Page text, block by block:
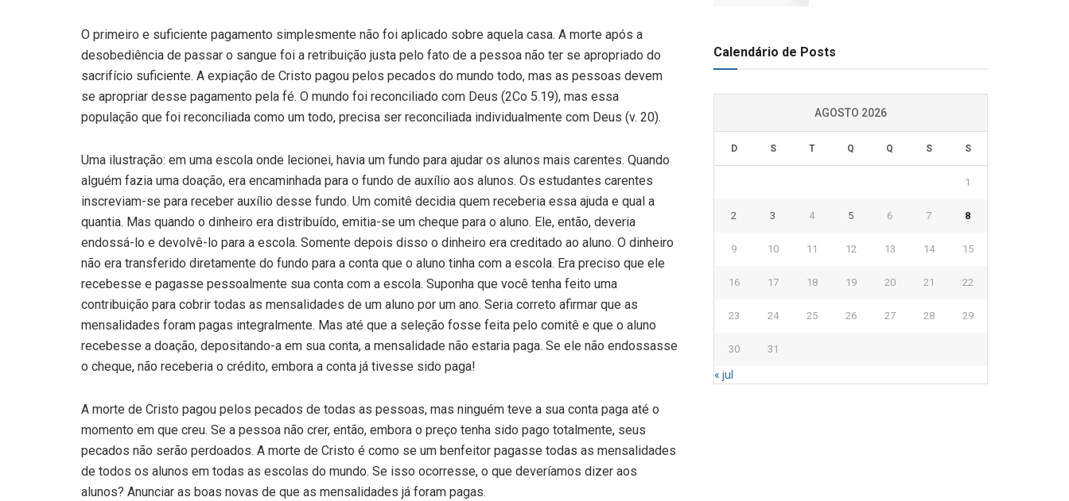
O primeiro e suficiente pagamento simplesmente não foi aplicado sobre aquela casa. A morte após a
desobediência de passar o sangue foi a retribuição justa pelo fato de a pessoa não ter se apropriado do
sacrifício suficiente. A expiação de Cristo pagou pelos pecados do mundo todo, mas as pessoas devem
se apropriar desse pagamento pela fé. O mundo foi reconciliado com Deus (2Co 5.19), mas essa
população que foi reconciliada como um todo, precisa ser reconciliada individualmente com Deus (v. 20).
Uma ilustração: em uma escola onde lecionei, havia um fundo para ajudar os alunos mais carentes. Quando
alguém fazia uma doação, era encaminhada para o fundo de auxílio aos alunos. Os estudantes carentes
inscreviam-se para receber auxílio desse fundo. Um comitê decidia quem receberia essa ajuda e qual a
quantia. Mas quando o dinheiro era distribuído, emitia-se um cheque para o aluno. Ele, então, deveria
endossá-lo e devolvê-lo para a escola. Somente depois disso o dinheiro era creditado ao aluno. O dinheiro
não era transferido diretamente do fundo para a conta que o aluno tinha com a escola. Era preciso que ele
recebesse e pagasse pessoalmente sua conta com a escola. Suponha que você tenha feito uma
contribuição para cobrir todas as mensalidades de um aluno por um ano. Seria correto afirmar que as
mensalidades foram pagas integralmente. Mas até que a seleção fosse feita pelo comitê e que o aluno
recebesse a doação, depositando-a em sua conta, a mensalidade não estaria paga. Se ele não endossasse
o cheque, não receberia o crédito, embora a conta já tivesse sido paga!
A morte de Cristo pagou pelos pecados de todas as pessoas, mas ninguém teve a sua conta paga até o
momento em que creu. Se a pessoa não crer, então, embora o preço tenha sido pago totalmente, seus
pecados não serão perdoados. A morte de Cristo é como se um benfeitor pagasse todas as mensalidades
de todos os alunos em todas as escolas do mundo. Se isso ocorresse, o que deveríamos dizer aos
alunos? Anunciar as boas novas de que as mensalidades já foram pagas.
Calendário de Posts
AGOSTO 2026
D S T Q Q S S
1
2 3 4 5 6 7 8
9 10 11 12 13 14 15
16 17 18 19 20 21 22
23 24 25 26 27 28 29
30 31
« jul